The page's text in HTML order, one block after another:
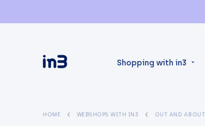
Shopping with in3
HOME WEBSHOPS WITH IN3 OUT AND ABOUT